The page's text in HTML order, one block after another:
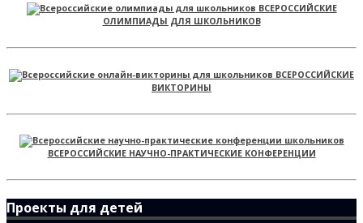
ВСЕРОССИЙСКИЕ
ОЛИМПИАДЫ ДЛЯ ШКОЛЬНИКОВ
ВСЕРОССИЙСКИЕ
ВИКТОРИНЫ
ВСЕРОССИЙСКИЕ НАУЧНО-ПРАКТИЧЕСКИЕ КОНФЕРЕНЦИИ
Проекты для детей